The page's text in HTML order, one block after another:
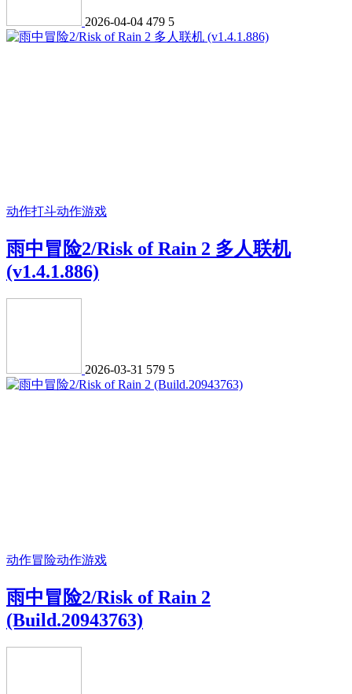
2026-04-04 479 5
动作打斗动作游戏
雨中冒险2/Risk of Rain 2 多人联机
(v1.4.1.886)
2026-03-31 579 5
动作冒险动作游戏
雨中冒险2/Risk of Rain 2
(Build.20943763)